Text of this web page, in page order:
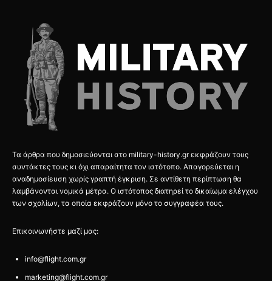
Τα άρθρα που δημοσιεύονται στο military-history.gr εκφράζουν τους
συντάκτες τους κι όχι απαραίτητα τον ιστότοπο. Απαγορεύεται η
αναδημοσίευση χωρίς γραπτή έγκριση. Σε αντίθετη περίπτωση θα
λαμβάνονται νομικά μέτρα. Ο ιστότοπος διατηρεί το δικαίωμα ελέγχου
των σχολίων, τα οποία εκφράζουν μόνο το συγγραφέα τους.
Επικοινωνήστε μαζί μας:
info@flight.com.gr
marketing@flight.com.gr